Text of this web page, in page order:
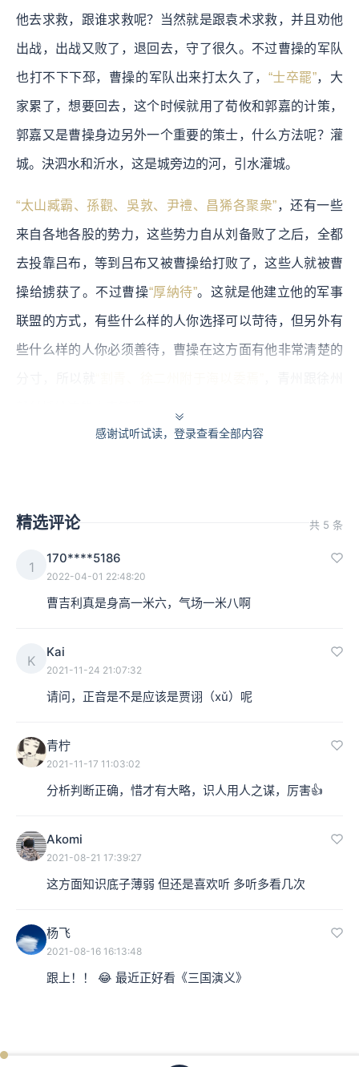
他去求救，跟谁求救呢？当然就是跟袁术求救，并且劝他
出战，出战又败了，退回去，守了很久。不过曹操的军队
也打不下下邳，曹操的军队出来打太久了， “士卒罷”，大
家累了，想要回去，这个时候就用了荀攸和郭嘉的计策，
郭嘉又是曹操身边另外一个重要的策士，什么方法呢？灌
城。決泗水和沂水，这是城旁边的河，引水灌城。
“太山臧霸、孫觀、吳敦、尹禮、昌狶各聚衆”，还有一些
来自各地各股的势力，这些势力自从刘备败了之后，全都
去投靠吕布，等到吕布又被曹操给打败了，这些人就被曹
操给掳获了。不过曹操“厚納待”。这就是他建立他的军事
联盟的方式，有些什么样的人你选择可以苛待，但另外有
些什么样的人你必须善待，曹操在这方面有他非常清楚的
感谢试听试读，登录查看全部内容
精选评论 共 5 条
1
170****5186
2022-04-01 22:48:20
曹吉利真是身高一米六，气场一米八啊
K
Kai
2021-11-24 21:07:32
请问，正音是不是应该是贾诩（xǔ）呢
青柠
2021-11-17 11:03:02
分析判断正确，惜才有大略，识人用人之谋，厉害👍
Akomi
2021-08-21 17:39:27
这方面知识底子薄弱 但还是喜欢听 多听多看几次
杨飞
2021-08-16 16:13:48
跟上！！ 😂 最近正好看《三国演义》